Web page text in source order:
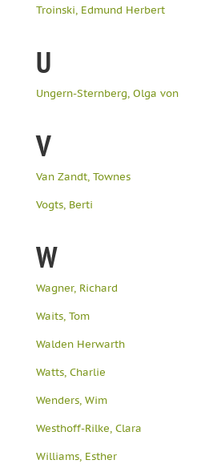
Troinski, Edmund Herbert
U
Ungern-Sternberg, Olga von
V
Van Zandt, Townes
Vogts, Berti
W
Wagner, Richard
Waits, Tom
Walden Herwarth
Watts, Charlie
Wenders, Wim
Westhoff-Rilke, Clara
Williams, Esther